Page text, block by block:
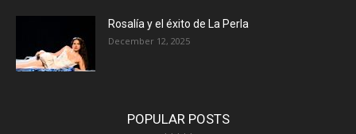
Rosalía y el éxito de La Perla
December 12, 2025
POPULAR POSTS